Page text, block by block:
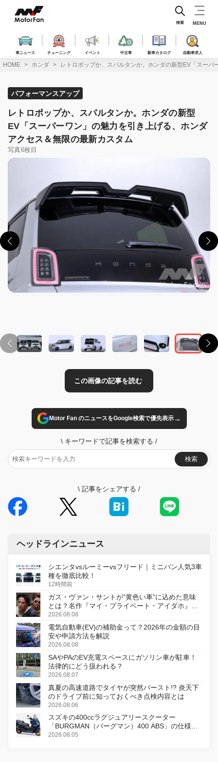
ス
車ニュース チューニング イベント 中古車 新車カタログ 自動車求人
検索 MENU
HOME ホンダ レトロポップか、スパルタンか。ホンダの新型EV「スー
パフォーマンスアップ
レトロポップか、スパルタンか。ホンダの新型
EV「スーパーワン」の魅力を引き上げる、ホンダ
アクセス＆無限の最新カスタム
写真6枚目
Motor Fan のニュースをGoogle検索で優先表示→
\ キーワードで記事を検索する /
検索
\ 記事をシェアする /
ヘッドラインニュース
シエンタvsルーミーvsフリード｜ミニバン人気3車
種を徹底比較！
12時間前
ガス・ヴァン・サントが“黄色い車”に込めた意味
とは？名作『マイ・プライベート・アイダホ』が
初のデジタルリマスター版で復活
2026.08.08
電気自動車(EV)の補助金って？2026年の金額の目
安や申請方法を解説
2026.08.08
SAやPAのEV充電スペースにガソリン車が駐車！
法律的にどう扱われる？
2026.08.07
真夏の高速道路でタイヤが突然バースト!? 炎天下
のドライブ前に知っておくべき点検内容とは
2026.08.06
スズキの400ccラグジュアリースクーター
「BURGMAN（バーグマン）400 ABS」の仕様を
変更し、8月18日に発売
2026.08.05